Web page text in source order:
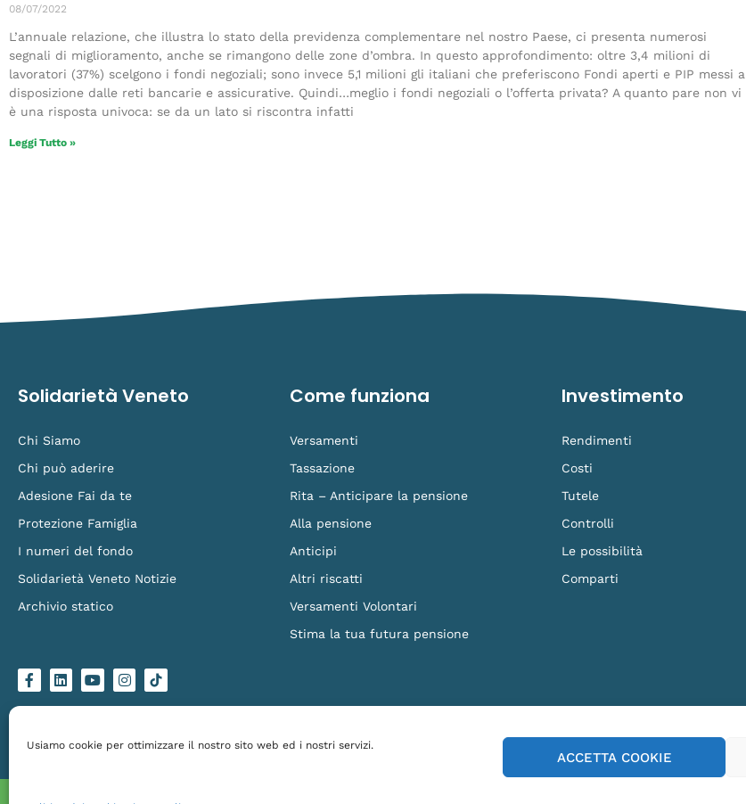
Usiamo cookie per ottimizzare il nostro sito web ed i nostri servizi.
ACCETTA COOKIE
08/07/2022
L’annuale relazione, che illustra lo stato della previdenza complementare nel nostro Paese, ci presenta numerosi
segnali di miglioramento, anche se rimangono delle zone d’ombra. In questo approfondimento: oltre 3,4 milioni di
lavoratori (37%) scelgono i fondi negoziali; sono invece 5,1 milioni gli italiani che preferiscono Fondi aperti e PIP messi a
disposizione dalle reti bancarie e assicurative. Quindi…meglio i fondi negoziali o l’offerta privata? A quanto pare non vi
è una risposta univoca: se da un lato si riscontra infatti
Leggi Tutto »
Solidarietà Veneto
Chi Siamo
Chi può aderire
Adesione Fai da te
Protezione Famiglia
I numeri del fondo
Solidarietà Veneto Notizie
Archivio statico
c
e
b
k
n
k
e
n
u
t
u
s
t
a
a
g
o
-
k
Come funziona
Versamenti
Tassazione
Rita – Anticipare la pensione
Alla pensione
Anticipi
Altri riscatti
Versamenti Volontari
Stima la tua futura pensione
Investimento
Rendimenti
Costi
Tutele
Controlli
Le possibilità
Comparti